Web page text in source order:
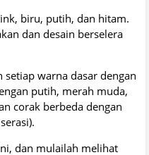
biru, putih, dan hitam.
dan desain berselera
warna dasar dengan
putih, merah muda,
corak berbeda dengan
dan mulailah melihat